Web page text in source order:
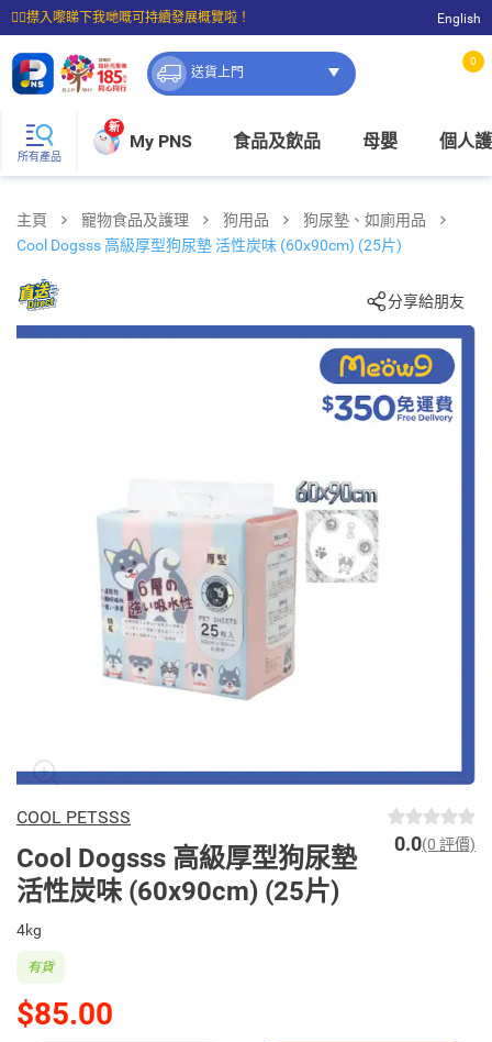
☝🏼㩒入嚟睇下我哋嘅可持續發展概覽啦！
⭐購物滿$399即享免費送貨；滿$100即可免費店取。
English
送貨上門
0
所有產品
新
My PNS 食品及飲品 母嬰 個人
主頁 寵物食品及護理 狗用品
狗尿墊、如廁用品
Cool Dogsss 高級厚型狗尿墊 活性炭味 (60x90cm) (25片)
分享給朋友
COOL PETSSS
Cool Dogsss 高級厚型狗尿墊
活性炭味 (60x90cm) (25片)
0.0(0 評價)
4kg
$85.00
有貨